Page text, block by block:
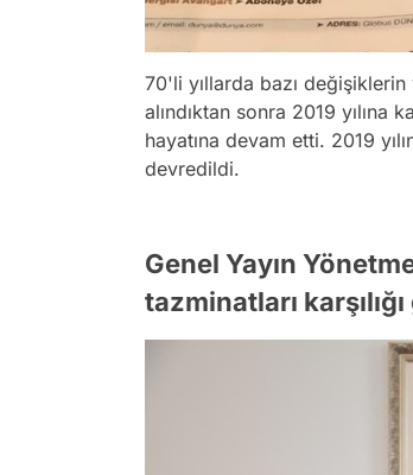
70'li yıllarda bazı değişiklerin
alındıktan sonra 2019 yılına
hayatına devam etti. 2019
devredildi.
Genel Yayın
tazminatları